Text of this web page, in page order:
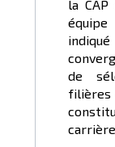
la
de
filières
carrière